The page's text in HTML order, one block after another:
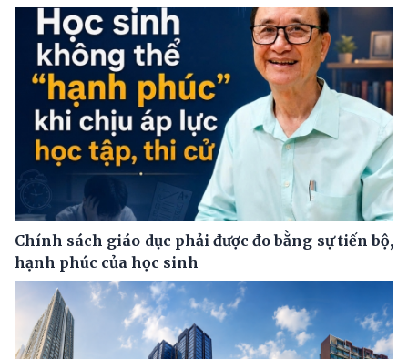
Chính sách giáo dục phải được đo bằng sự tiến bộ,
hạnh phúc của học sinh